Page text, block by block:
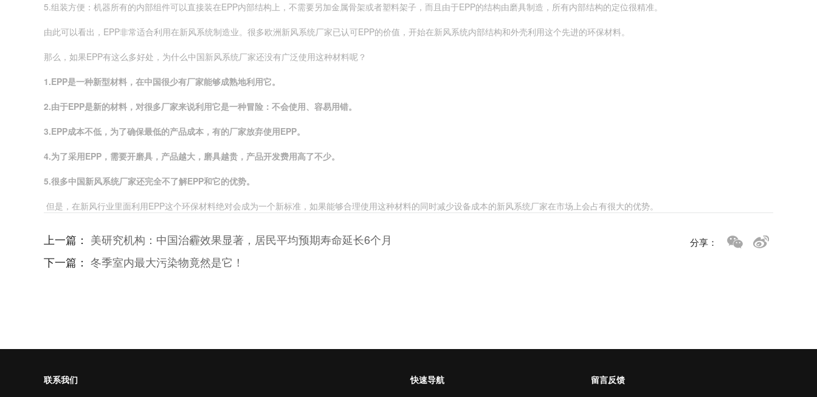
5.组装方便：机器所有的内部组件可以直接装在EPP内部结构上，不需要另加金属骨架或者塑料架子，而且由于EPP的结构由磨具制造，所有内部结构的定位很精准。
由此可以看出，EPP非常适合利用在新风系统制造业。很多欧洲新风系统厂家已认可EPP的价值，开始在新风系统内部结构和外壳利用这个先进的环保材料。
那么，如果EPP有这么多好处，为什么中国新风系统厂家还没有广泛使用这种材料呢？
1.EPP是一种新型材料，在中国很少有厂家能够成熟地利用它。
2.由于EPP是新的材料， 对很多厂家来说利用它是一种冒险：不会使用、容易用错。
3.EPP成本不低， 为了确保最低的产品成本，有的厂家放弃使用EPP。
4.为了采用EPP ，需要开磨具， 产品越大，磨具越贵 ， 产品开发费用高了不少。
5.很多中国新风系统厂家还完全不了解EPP和它的优势。
但是，在新风行业里面利用EPP这个环保材料绝对会成为一个新标准，如果能够合理使用这种材料的同时减少设备成本的新风系统厂家在市场上会占有很大的优势。
上一篇： 美研究机构：中国治霾效果显著，居民平均预期寿命延长6个月
下一篇： 冬季室内最大污染物竟然是它！
分享：
联系我们 快速导航 留言反馈